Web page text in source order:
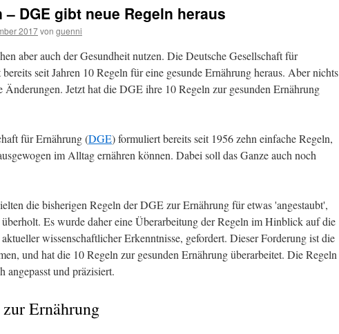
– DGE gibt neue Regeln heraus
2017von guenni
aber auch der Gesundheit nutzen. Die Deutsche Gesellschaft für
seit Jahren 10 Regeln für eine gesunde Ernährung heraus. Aber nichts
Änderungen. Jetzt hat die DGE ihre 10 Regeln zur gesunden Ernährung
für Ernährung (DGE) formuliert bereits seit 1956 zehn einfache Regeln,
im Alltag ernähren können. Dabei soll das Ganze auch noch
die bisherigen Regeln der DGE zur Ernährung für etwas 'angestaubt',
Es wurde daher eine Überarbeitung der Regeln im Hinblick auf die
wissenschaftlicher Erkenntnisse, gefordert. Dieser Forderung ist die
und hat die 10 Regeln zur gesunden Ernährung überarbeitet. Die Regeln
angepasst und präzisiert.
Ernährung